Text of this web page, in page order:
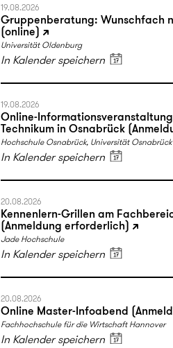
19.08.2026
Gruppenberatung: Wunschfach
(online)
Universität Oldenburg
In Kalender speichern
19.08.2026
Online-
Technikum in Osnabrück
Hochschule Osnabrück, Universität Osnabrück
In Kalender speichern
20.08.2026
Kennenlern-Grillen am
(Anmeldung erforderlich)
Jade Hochschule
In Kalender speichern
20.08.2026
Online Master-Infoabend
Fachhochschule für die Wirtschaft Hannover
In Kalender speichern